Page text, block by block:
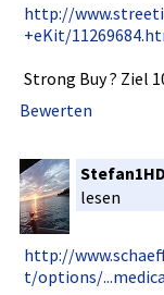
http://
+eKit/
Strong Buy ? Ziel
Bewerten
lesen
http://
t/options/­